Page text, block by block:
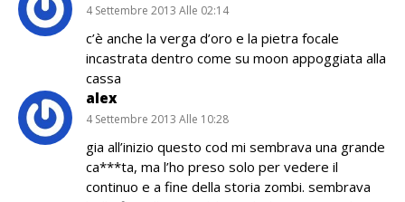
4 Settembre 2013 Alle 02:14
c’è anche la verga d’oro e la pietra focale
incastrata dentro come su moon appoggiata alla
cassa
alex
4 Settembre 2013 Alle 10:28
gia all’inizio questo cod mi sembrava una grande
ca***ta, ma l’ho preso solo per vedere il
continuo e a fine della storia zombi. sembrava